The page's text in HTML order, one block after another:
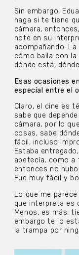
Sin embargo,
haga si te tiene
cámara,
note en su
acompañando.
cómo baila con la
dónde está,
Esas ocasiones
especial entre el
Claro, el cine es
sabe que
cámara, por lo
cosas, sabe
fácil, incluso
Estaba
apetecía, como
entonces no
Fue muy fácil y
Lo que me
que interpreta es
Menos, es más:
embargo te lo
la trampa por